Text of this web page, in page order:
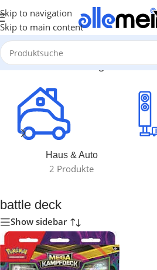
Skip to navigation
Skip to main content
Start/Produkte verschlagwortet mit
Haus & Auto
2 Produkte
battle deck
Show sidebar